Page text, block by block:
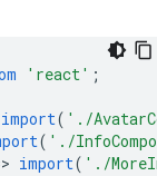
'react' ;
import( './
( './
> import( './